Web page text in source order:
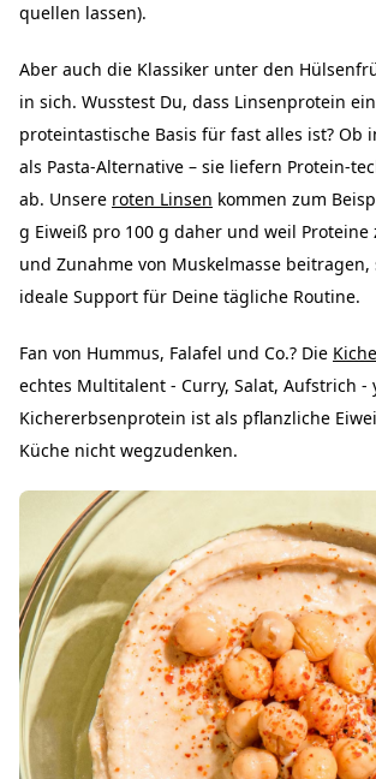
quellen lassen).
Aber auch die Klassiker unter den
in sich. Wusstest Du, dass Linsenprotein
proteintastische Basis für fast alles ist? Ob
als Pasta-Alternative – sie liefern Protein-
ab. Unsere roten Linsen kommen zum
g Eiweiß pro 100 g daher und weil Proteine
und Zunahme von Muskelmasse
ideale Support für Deine tägliche Routine.
Fan von Hummus, Falafel und Co.? Die
echtes Multitalent - Curry, Salat, Aufstrich -
Kichererbsenprotein ist als pflanzliche
Küche nicht wegzudenken.